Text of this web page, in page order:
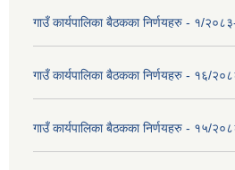
गाउँ कार्यपालिका बैठकका निर्णयहरु - १/
गाउँ कार्यपालिका बैठकका निर्णयहरु - १६/
गाउँ कार्यपालिका बैठकका निर्णयहरु - १५/